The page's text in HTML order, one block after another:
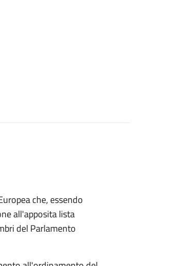
che, essendo
all'apposita lista
del Parlamento